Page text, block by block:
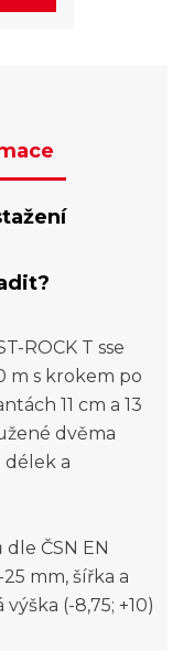
ROCK T sse
m s krokem po
11 cm a 13
dvěma
délek a
ČSN EN
mm, šířka a
(-8,75; +10)